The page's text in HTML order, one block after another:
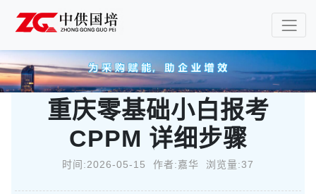
重庆零基础小白报考
CPPM 详细步骤
时间:2026-05-15 作者:嘉华 浏览量:37